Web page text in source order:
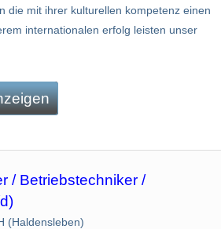
die mit ihrer kulturellen kompetenz einen
internationalen erfolg leisten unser
/ Betriebstechniker /
(Haldensleben)